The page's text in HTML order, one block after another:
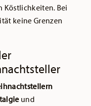
Köstlichkeiten. Bei
keine Grenzen
und